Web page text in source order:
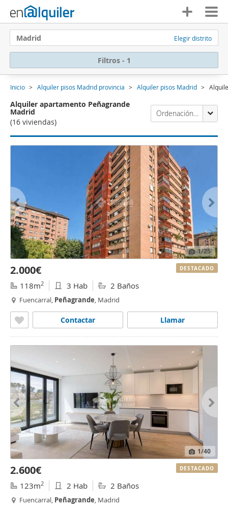
Madrid Elegir distrito
Filtros - 1
Inicio Alquiler pisos Madrid provincia Alquiler pisos Madrid
Alquiler apartamento Peñagrande
Madrid
(16 viviendas)
Ordenación Enalquiler
1/25
2.000€
118m2 3 Hab 2 Baños
Fuencarral, Peñagrande, Madrid
Llamar
Contactar
DESTACADO
1/40
2.600€
123m2 2 Hab 2 Baños
Fuencarral, Peñagrande, Madrid
DESTACADO